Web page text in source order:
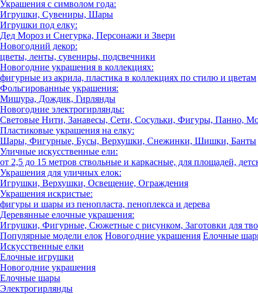
Украшения с символом года:
Игрушки, Сувениры, Шары
Игрушки под елку:
Дед Мороз и Снегурка, Персонажи и Звери
Новогодний декор:
цветы, ленты, сувениры, подсвечники
Новогодние украшения в коллекциях:
фигурные из акрила, пластика в коллекциях по стилю и цветам
Фольгированные украшения:
Мишура, Дождик, Гирлянды
Новогодние электрогирлянды:
Световые Нити, Занавесы, Сети, Сосульки, Фигуры, Панно,
Пластиковые украшения на елку:
Шары, Фигурные, Бусы, Верхушки, Снежинки, Шишки, Банты
Уличные искусственные ели:
от 2,5 до 15 метров ствольные и каркасные, для площадей,
Украшения для уличных елок:
Игрушки, Верхушки, Освещение, Ограждения
Украшения искристые:
фигуры и шары из пенопласта, пеноплекса и дерева
Деревянные елочные украшения:
Игрушки, Фигурные, Сюжетные с рисунком, Заготовки для
Популярные модели елок Новогодние украшения Елочные
Искусственные елки
Елочные игрушки
Новогодние украшения
Елочные шары
Электрогирлянды